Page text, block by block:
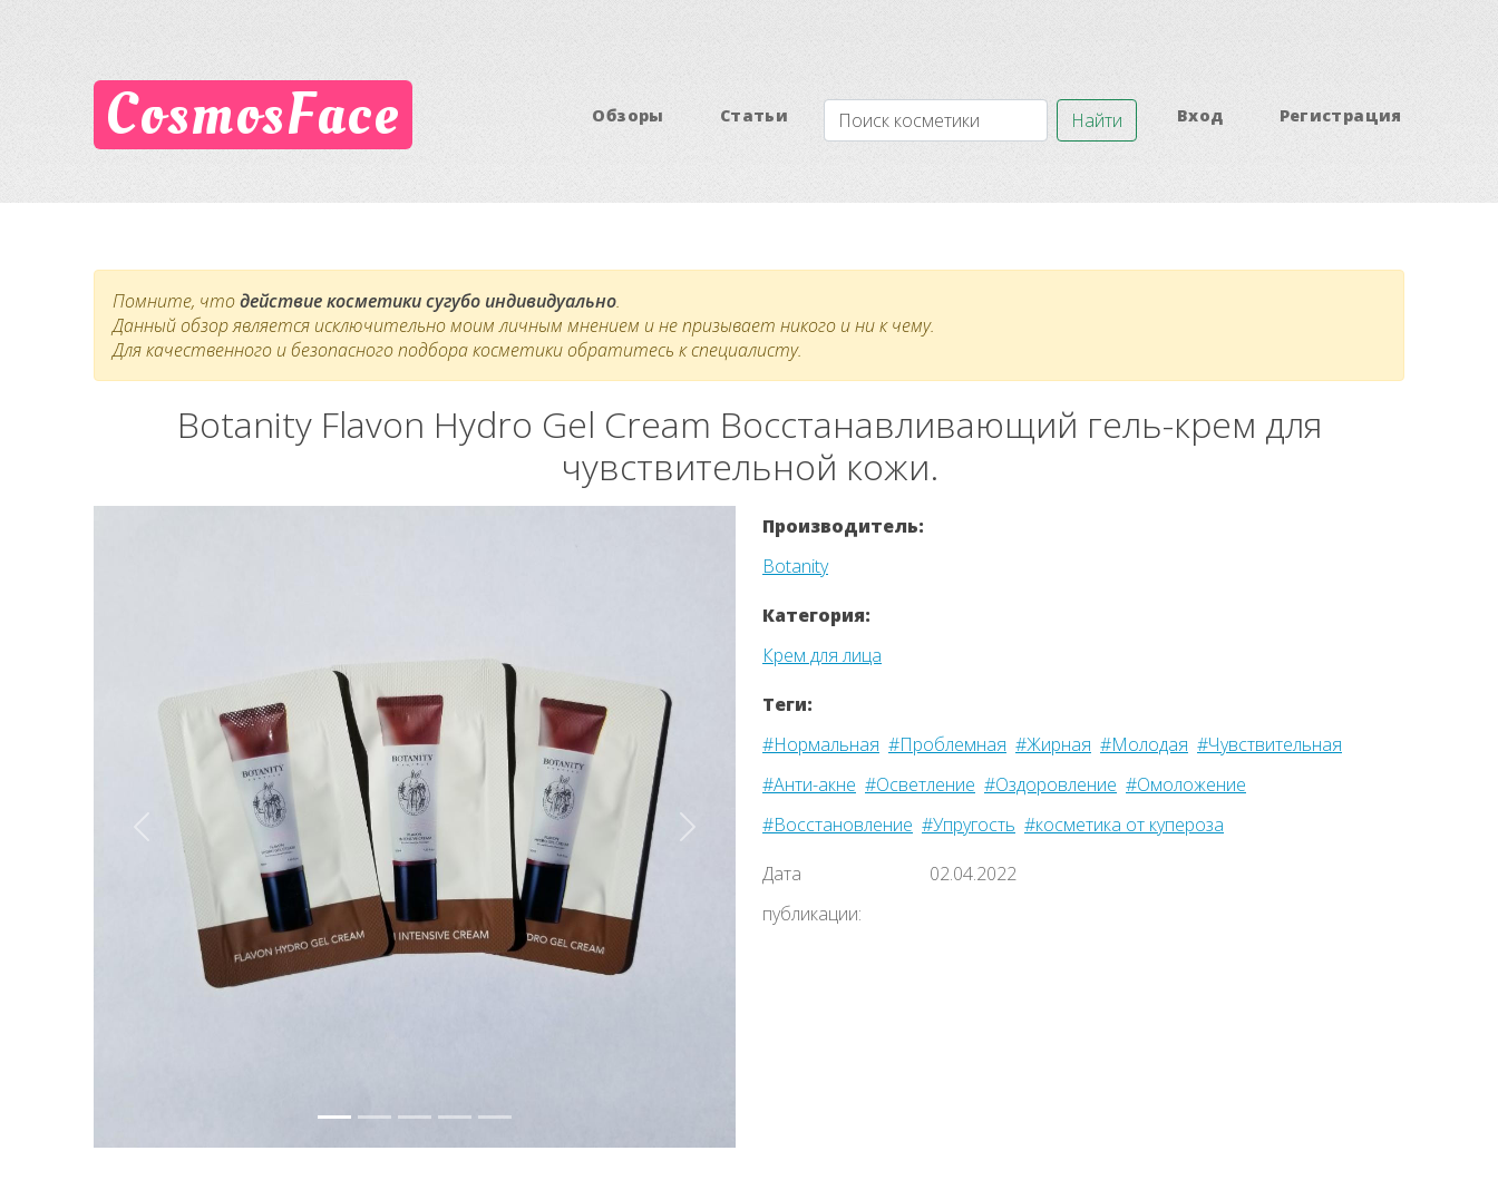
CosmosFace Обзоры Статьи Найти Вход Регистрация
Помните, чтодействие косметики сугубо индивидуально.
Данный обзор является исключительно моим личным мнением и не призывает никого и ни к чему.
Для качественного и безопасного подбора косметики обратитесь к специалисту.
Botanity Flavon Hydro Gel Cream Восстанавливающий гель-крем для
чувствительной кожи.
Вперёд
Производитель:
Botanity
Категория:
Крем для лица
Теги:
#Нормальная #Проблемная #Жирная #Молодая #Чувствительная
#Анти-акне #Осветление #Оздоровление #Омоложение
#Восстановление #Упругость #косметика от купероза
Дата
публикации:
02.04.2022